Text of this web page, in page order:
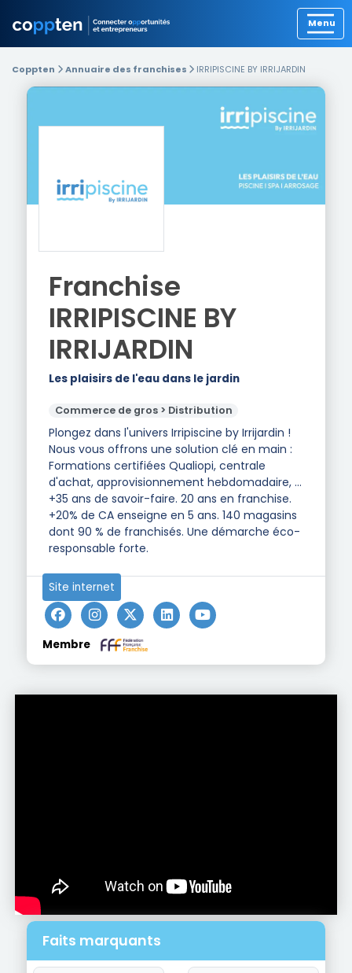
Précédent
Coppten Annuaire des franchises IRRIPISCINE BY IRRIJARDIN
Franchise
IRRIPISCINE BY
IRRIJARDIN
Les plaisirs de l'eau dans le jardin
Commerce de gros > Distribution
Plongez dans l'univers Irripiscine by Irrijardin !
Nous vous offrons une solution clé en main :
Formations certifiées Qualiopi, centrale
d'achat, approvisionnement hebdomadaire, ...
+35 ans de savoir-faire. 20 ans en franchise.
+20% de CA enseigne en 5 ans. 140 magasins
dont 90 % de franchisés. Une démarche éco-
responsable forte.
Site internet
Membre
Faits marquants